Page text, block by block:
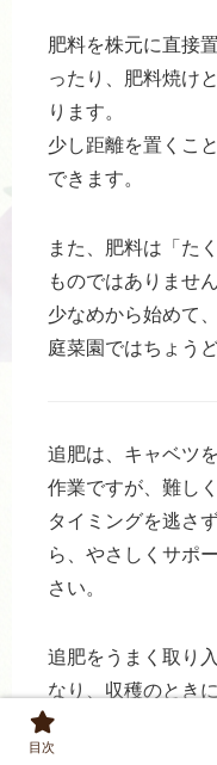
肥料を株元に直接
ったり、肥料焼け
ります。
少し距離を置くこ
できます。
また、肥料は「た
ものではありません
少なめから始めて
庭菜園ではちょう
追肥は、キャベツ
作業ですが、難し
タイミングを逃さ
ら、やさしくサポ
さい。
追肥をうまく取り
なり、収穫のとき
ベツに育ってくれ
として、ぜひじっ
目次